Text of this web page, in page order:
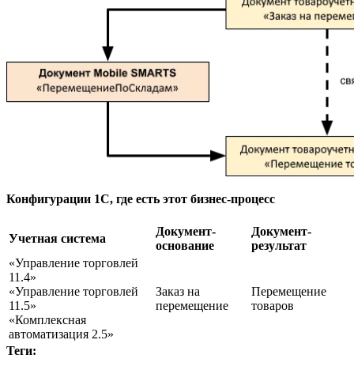
Конфигурации 1С, где есть этот бизнес-процесс
Учетная система
Документ-
основание
Документ-
результат
«Управление торговлей
11.4»
«Управление торговлей
11.5»
«Комплексная
автоматизация 2.5»
Заказ на
перемещение
Перемещение
товаров
Теги: